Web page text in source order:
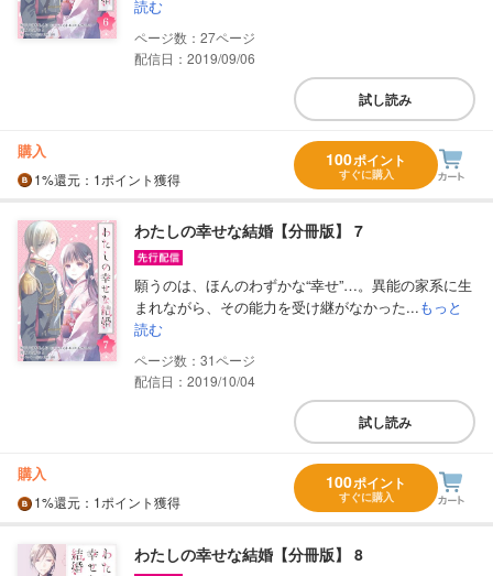
読む
27
配信日：2019/09/06
試し読み
購入
1%還元 ：1ポイント獲得
100ポイント
すぐに購入
わたしの幸せな結婚【分冊版】 7
願うのは、ほんのわずかな“幸せ”…。異能の家系に生
まれながら、その能力を受け継がなかった...もっと
読む
31
配信日：2019/10/04
試し読み
購入
1%還元 ：1ポイント獲得
100ポイント
すぐに購入
わたしの幸せな結婚【分冊版】 8